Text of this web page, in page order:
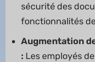
sécurité des
fonctionnalités
Augmentation
: Les employés